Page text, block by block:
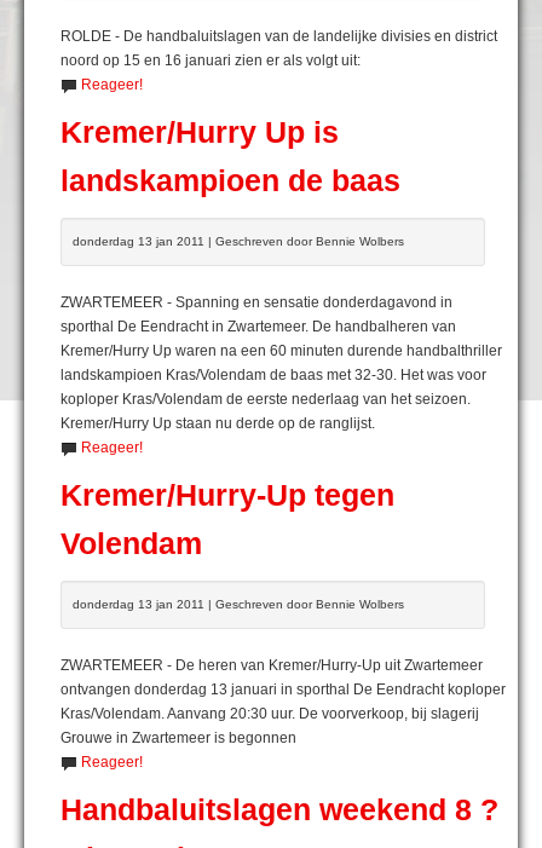
ROLDE - De handbaluitslagen van de landelijke divisies en district
noord op 15 en 16 januari zien er als volgt uit:
Reageer!
Kremer/Hurry Up is
landskampioen de baas
donderdag 13 jan 2011 | Geschreven door Bennie Wolbers
ZWARTEMEER - Spanning en sensatie donderdagavond in
sporthal De Eendracht in Zwartemeer. De handbalheren van
Kremer/Hurry Up waren na een 60 minuten durende handbalthriller
landskampioen Kras/Volendam de baas met 32-30. Het was voor
koploper Kras/Volendam de eerste nederlaag van het seizoen.
Kremer/Hurry Up staan nu derde op de ranglijst.
Reageer!
Kremer/Hurry-Up tegen
Volendam
donderdag 13 jan 2011 | Geschreven door Bennie Wolbers
ZWARTEMEER - De heren van Kremer/Hurry-Up uit Zwartemeer
ontvangen donderdag 13 januari in sporthal De Eendracht koploper
Kras/Volendam. Aanvang 20:30 uur. De voorverkoop, bij slagerij
Grouwe in Zwartemeer is begonnen
Reageer!
Handbaluitslagen weekend 8 ?